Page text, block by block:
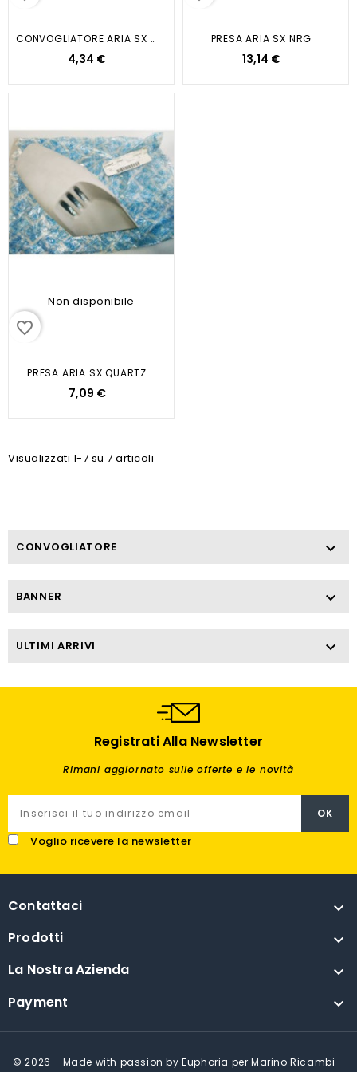
CONVOGLIATORE ARIA SX GTV GT GTS
4,34 €
PRESA ARIA SX NRG
13,14 €
Non disponibile
favorite_border
PRESA ARIA SX QUARTZ
7,09 €
Visualizzati 1-7 su 7 articoli
CONVOGLIATORE 
BANNER 
ULTIMI ARRIVI 
Registrati Alla Newsletter
Rimani aggiornato sulle offerte e le novità
Voglio ricevere la newsletter
Contattaci 
Prodotti 
La Nostra Azienda 
Payment 
© 2026 - Made with passion by Euphoria per Marino Ricambi -